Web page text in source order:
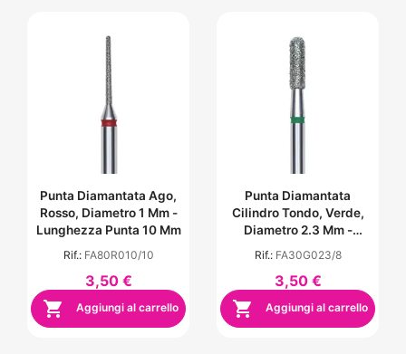
Punta Diamantata Ago,
Rosso, Diametro 1 Mm -
Lunghezza Punta 10 Mm
Rif.: FA80R010/10
3,50 €
 Aggiungi al carrello
Punta Diamantata
Cilindro Tondo, Verde,
Diametro 2.3 Mm -
Rif.: FA30G023/8
3,50 €
 Aggiungi al carrello